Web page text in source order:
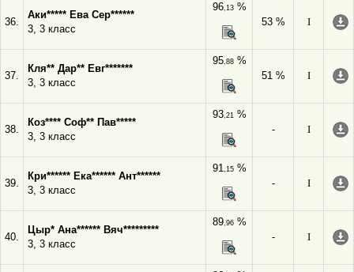
36.
Аки***** Ева Сер******
3, 3 класс
96,13%
53 %
I
37.
Кля** Дар** Евг*******
3, 3 класс
95,88%
51 %
I
38.
Коз**** Соф** Пав*****
3, 3 класс
93,21%
-
I
39.
Кри****** Ека****** Ант******
3, 3 класс
91,15%
-
I
40.
Цыр* Ана****** Вяч*********
3, 3 класс
89,96%
-
I